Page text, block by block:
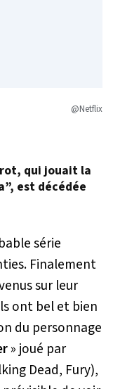
@Netflix
qui jouait la
est décédée
série
Finalement
sur leur
ont bel et bien
du personnage
» joué par
Dead, Fury),